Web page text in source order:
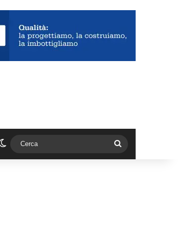
il carrello
Cambia aspetto